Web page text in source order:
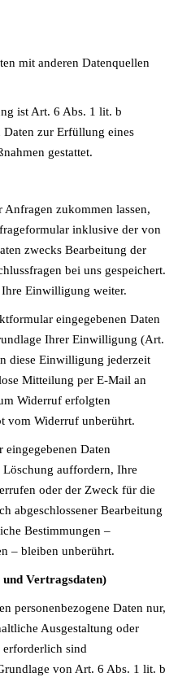
mit anderen Datenquellen
ist Art. 6 Abs. 1 lit. b
zur Erfüllung eines
gestattet.
zukommen lassen,
inklusive der von
zwecks Bearbeitung der
bei uns gespeichert.
Einwilligung weiter.
eingegebenen Daten
Ihrer Einwilligung (Art.
diese Einwilligung jederzeit
Mitteilung per E-Mail an
Widerruf erfolgten
vom Widerruf unberührt.
Daten
auffordern, Ihre
oder der Zweck für die
abgeschlossener Bearbeitung
Bestimmungen –
– bleiben unberührt.
Vertragsdaten)
personenbezogene Daten nur,
Ausgestaltung oder
erforderlich sind
von Art. 6 Abs. 1 lit. b